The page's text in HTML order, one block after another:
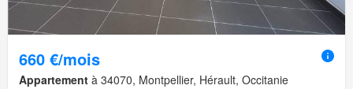
660 €/mois
Appartement à 34070, Montpellier, Hérault, Occitanie